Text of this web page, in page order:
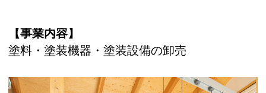
【事業内容】
塗料・塗装機器・塗装設備の卸売